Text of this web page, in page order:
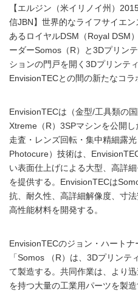
【エルジン（米イリノイ州）
信JBN】世界的なライフサイエ
あるロイヤルDSM（Royal DSM
ーダーSomos（R）と3Dプリン
ションの門戸を開く3Dプリンテ
EnvisionTECとの間の新たなコラ
EnvisionTECは（金型/工具類の
Xtreme（R）3SPマシンを公開
走査・レンズ回転・集中精細露
Photocure）技術は、
い表面仕上げによる大型、高詳
を提供する。EnvisionTECは
抗、耐久性、高詳細解像度、寸
高性能材料を開発する。
EnvisionTECのジョン・ハート
「Somos （R）は、3Dプリンテ
て製造する。共同作業は、より
を持つ大量の工業用パーツを製